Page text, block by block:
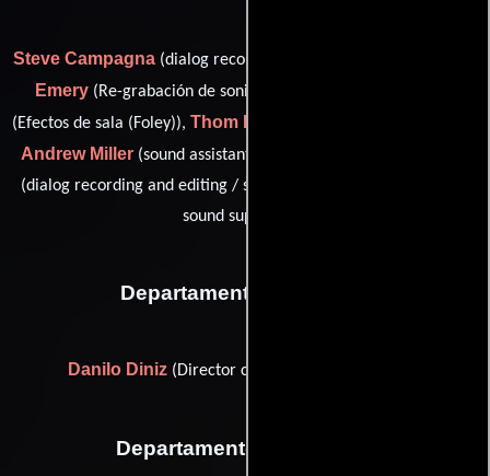
Steve Campagna(dialog recording: philadelphia),
Emery(Re-grabación de sonido),
(Efectos de sala (Foley)), Thom Kellar
Andrew Miller (sound assistant: philadelphia) y
(dialog recording and editing / sound designer / sound mixing /
sound supervisor)
Departamento de reparto
Danilo Diniz (Director casting voice portuguese)
Departamento de editorial